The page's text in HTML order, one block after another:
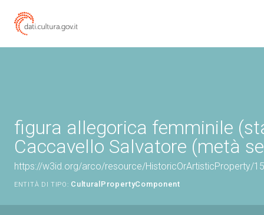
figura allegorica femminile
Caccavello Salvatore (metà
https://w3id.org/arco/resource/HistoricOrArtisticProperty/
ENTITÀ DI TIPO: CulturalPropertyComponent